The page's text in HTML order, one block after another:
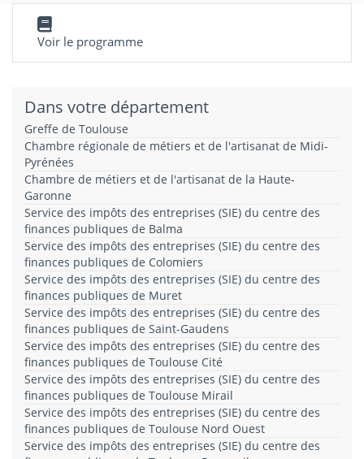
Voir le programme
Dans votre département
Greffe de Toulouse
Chambre régionale de métiers et de l'artisanat de Midi-
Pyrénées
Chambre de métiers et de l'artisanat de la Haute-
Garonne
Service des impôts des entreprises (SIE) du centre des
finances publiques de Balma
Service des impôts des entreprises (SIE) du centre des
finances publiques de Colomiers
Service des impôts des entreprises (SIE) du centre des
finances publiques de Muret
Service des impôts des entreprises (SIE) du centre des
finances publiques de Saint-Gaudens
Service des impôts des entreprises (SIE) du centre des
finances publiques de Toulouse Cité
Service des impôts des entreprises (SIE) du centre des
finances publiques de Toulouse Mirail
Service des impôts des entreprises (SIE) du centre des
finances publiques de Toulouse Nord Ouest
Service des impôts des entreprises (SIE) du centre des